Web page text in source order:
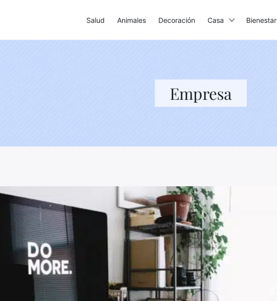
Empresa
Salud Animales Decoración Casa Bienestar